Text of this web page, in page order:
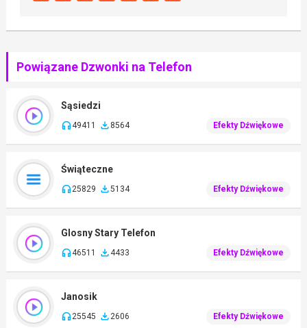
Powiązane Dzwonki na Telefon
Sąsiedzi
49411 8564 Efekty Dźwiękowe
Świąteczne
25829 5134 Efekty Dźwiękowe
Glosny Stary Telefon
46511 4433 Efekty Dźwiękowe
Janosik
25545 2606 Efekty Dźwiękowe